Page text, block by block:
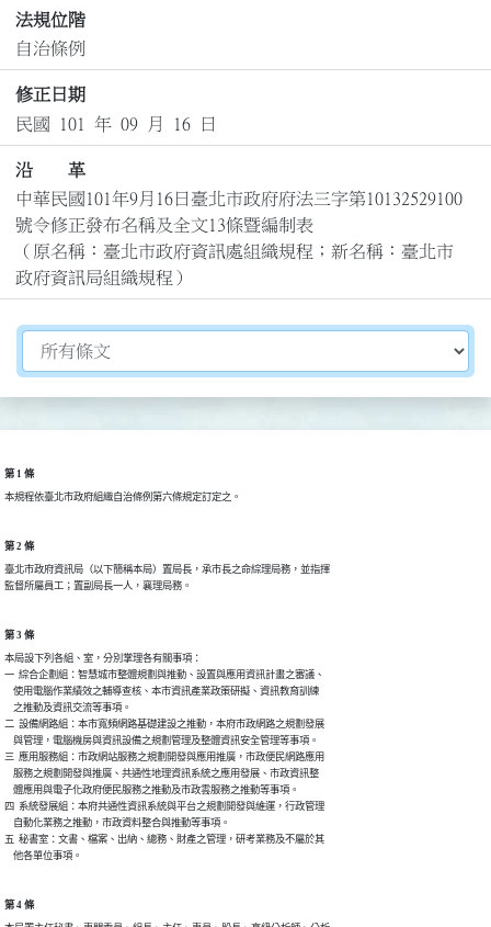
法規位階
自治條例
修正日期
民國 101 年 09 月 16 日
沿 革
中華民國101年9月16日臺北市政府府法三字第10132529100
號令修正發布名稱及全文13條暨編制表
（原名稱：臺北市政府資訊處組織規程；新名稱：臺北市
政府資訊局組織規程）
切換選擇法規資訊內容
第 1 條
本規程依臺北市政府組織自治條例第六條規定訂定之。
第 2 條
臺北市政府資訊局（以下簡稱本局）置局長，承市長之命綜理局務，並指揮
監督所屬員工；置副局長一人，襄理局務。
第 3 條
本局設下列各組、室，分別掌理各有關事項：
一  綜合企劃組：智慧城市整體規劃與推動、設置與應用資訊計畫之審議、
    使用電腦作業績效之輔導查核、本市資訊產業政策研擬、資訊教育訓練
    之推動及資訊交流等事項。
二  設備網路組：本市寬頻網路基礎建設之推動，本府市政網路之規劃發展
    與管理，電腦機房與資訊設備之規劃管理及整體資訊安全管理等事項。
三  應用服務組：市政網站服務之規劃開發與應用推廣，市政便民網路應用
    服務之規劃開發與推廣、共通性地理資訊系統之應用發展、市政資訊整
    體應用與電子化政府便民服務之推動及市政雲服務之推動等事項。
四  系統發展組：本府共通性資訊系統與平台之規劃開發與維運，行政管理
    自動化業務之推動，市政資料整合與推動等事項。
五  秘書室：文書、檔案、出納、總務、財產之管理，研考業務及不屬於其
    他各單位事項。
第 4 條